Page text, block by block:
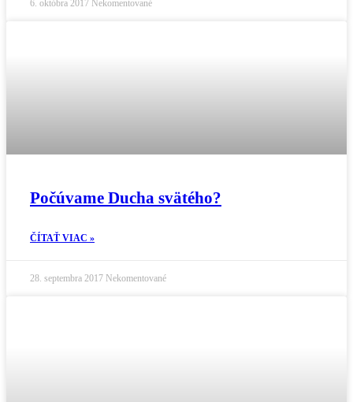
6. októbra 2017 Nekomentované
Počúvame Ducha svätého?
ČÍTAŤ VIAC »
28. septembra 2017 Nekomentované